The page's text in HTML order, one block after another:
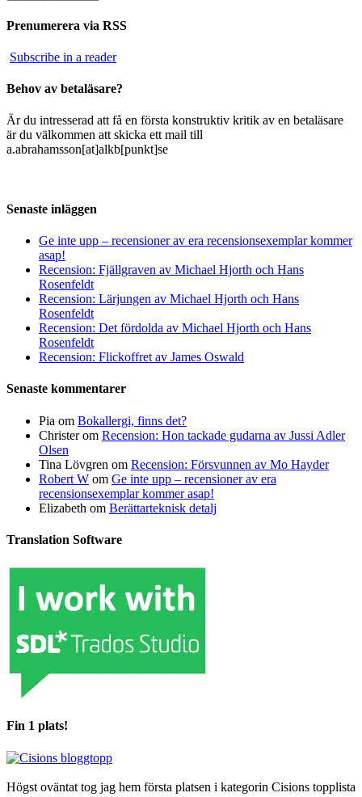
Prenumerera via RSS
Subscribe in a reader
Behov av betaläsare?
Är du intresserad att få en första konstruktiv kritik av en betaläsare
är du välkommen att skicka ett mail till
a.abrahamsson[at]alkb[punkt]se
Senaste inläggen
Ge inte upp – recensioner av era recensionsexemplar kommer
asap!
Recension: Fjällgraven av Michael Hjorth och Hans
Rosenfeldt
Recension: Lärjungen av Michael Hjorth och Hans
Rosenfeldt
Recension: Det fördolda av Michael Hjorth och Hans
Rosenfeldt
Recension: Flickoffret av James Oswald
Senaste kommentarer
Pia om Bokallergi, finns det?
Christerom Recension: Hon tackade gudarna av Jussi Adler
Olsen
Tina Lövgren om Recension: Försvunnen av Mo Hayder
Robert W om Ge inte upp – recensioner av era
recensionsexemplar kommer asap!
Elizabeth om Berättarteknisk detalj
Translation Software
Fin 1 plats!
Högst oväntat tog jag hem första platsen i kategorin Cisions topplista